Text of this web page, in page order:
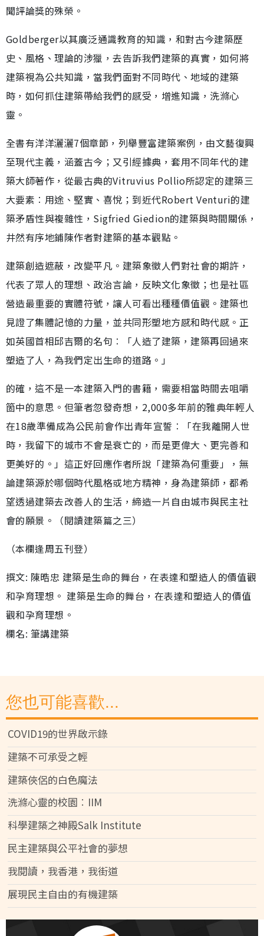
聞評論獎的殊榮。
Goldberger以其廣泛通識教育的知識，和對古今建築歷
史、風格、理論的涉獵，去告訴我們建築的真實，如何將
建築視為公共知識，當我們面對不同時代、地域的建築
時，如何抓住建築帶給我們的感受，增進知識，洗滌心
靈。
全書有洋洋灑灑7個章節，列舉豐富建築案例，由文藝復興
至現代主義，涵蓋古今；又引經據典，套用不同年代的建
築大師著作，從最古典的Vitruvius Pollio所認定的建築三
大要素︰用途、堅實、喜悅；到近代Robert Venturi的建
築矛盾性與複雜性，Sigfried Giedion的建築與時間關係，
井然有序地鋪陳作者對建築的基本觀點。
建築創造遮蔽，改變平凡。建築象徵人們對社會的期許，
代表了眾人的理想、政治言論，反映文化象徵；也是社區
營造最重要的實體符號，讓人可看出種種價值觀。建築也
見證了集體記憶的力量，並共同形塑地方感和時代感。正
如英國首相邱吉爾的名句︰「人造了建築，建築再回過來
塑造了人，為我們定出生命的道路。」
的確，這不是一本建築入門的書籍，需要相當時間去咀嚼
箇中的意思。但筆者忽發奇想，2,000多年前的雅典年輕人
在18歲準備成為公民前會作出青年宣誓︰「在我離開人世
時，我留下的城市不會是衰亡的，而是更偉大、更完善和
更美好的。」這正好回應作者所說「建築為何重要」，無
論建築源於哪個時代風格或地方精神，身為建築師，都希
望透過建築去改善人的生活，締造一片自由城市與民主社
會的願景。（閱讀建築篇之三）
（本欄逢周五刊登）
撰文: 陳晧忠 建築是生命的舞台，在表達和塑造人的價值觀
和孕育理想。 建築是生命的舞台，在表達和塑造人的價值
觀和孕育理想。
欄名: 筆講建築
您也可能喜歡...
COVID19的世界啟示錄
建築不可承受之輕
建築俠侶的白色魔法
洗滌心靈的校園︰IIM
科學建築之神殿Salk Institute
民主建築與公平社會的夢想
我閱讀，我香港，我街道
展現民主自由的有機建築